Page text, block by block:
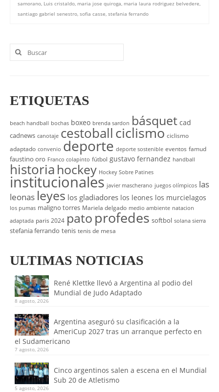
samorano, Luis cristaldo, maria jose quiroga, maria laura rodriguez belvedere,
santiago gabriel senestro, sofia casse, stefania ferrando
Buscar
por:
ETIQUETAS
beach handball bochas boxeo brenda sardon básquet cad
cadnews canotaje cestoballciclismo ciclismo
adaptado convenio deporte deporte sostenible eventos famud
faustino oro Franco colapinto fútbol gustavo fernandez handball
historia hockey Hockey Sobre Patines
institucionales javier mascherano juegos olímpicos las
leonas leyes los gladiadores los leones los murcielagos
los pumas maligno torres Mariela delgado medio ambiente natacion
adaptada paris 2024 pato profedes softbol solana sierra
stefania ferrando tenis tenis de mesa
ULTIMAS NOTICIAS
René Klettke llevó a Argentina al podio del
Mundial de Judo Adaptado
8 agosto, 2026
Argentina aseguró su clasificación a la
AmeriCup 2027 tras un arranque perfecto en
el Sudamericano
7 agosto, 2026
Cinco argentinos salen a escena en el Mundial
Sub 20 de Atletismo
5 agosto, 2026